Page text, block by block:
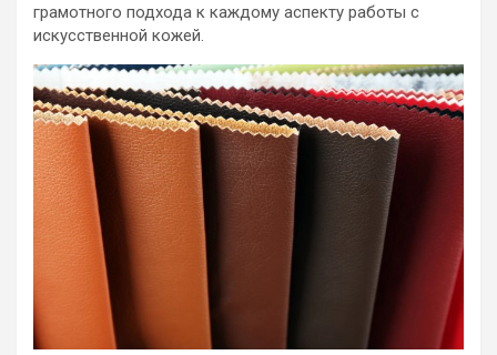
грамотного подхода к каждому аспекту работы с
искусственной кожей.